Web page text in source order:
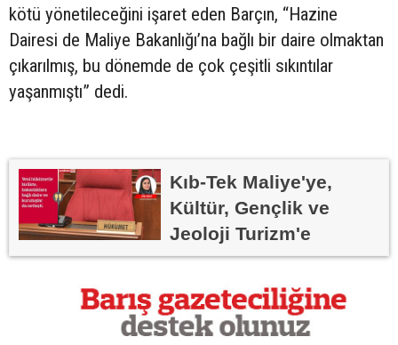
kötü yönetileceğini işaret eden Barçın, “Hazine
Dairesi de Maliye Bakanlığı’na bağlı bir daire olmaktan
çıkarılmış, bu dönemde de çok çeşitli sıkıntılar
yaşanmıştı” dedi.
Kıb-Tek Maliye'ye,
Kültür, Gençlik ve
Jeoloji Turizm'e